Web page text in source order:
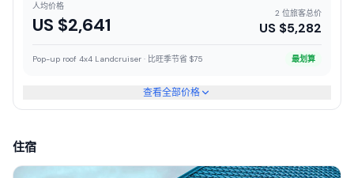
人均价格
US $2,641
2 位旅客总价
US $5,282
Pop-up roof 4x4 Landcruiser · 比旺季节省 $75 最划算
查看全部价格
住宿